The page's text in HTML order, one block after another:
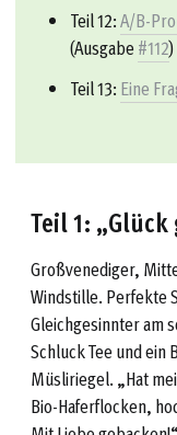
Teil 12:A/B-
(Ausgabe#112)
Teil 13: Eine
Teil 1:
Großvenediger,
Windstille. Perfekte
Gleichgesinnter am
Schluck Tee und
Müsliriegel. „Hat
Bio-Haferflocken,